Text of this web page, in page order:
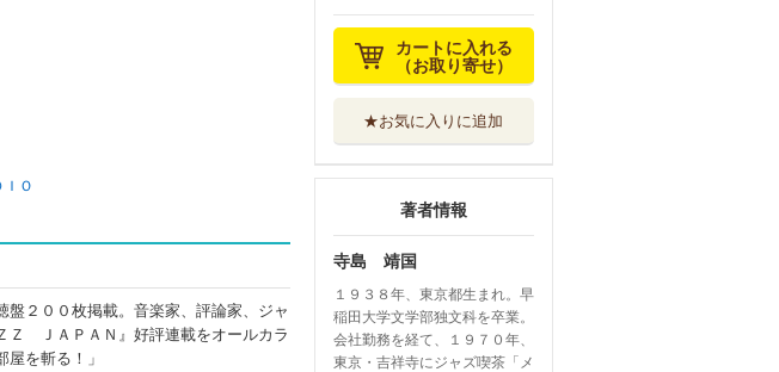
Ｏ
盤２００枚掲載。音楽家、評論家、ジャ
Ｚ ＪＡＰＡＮ』好評連載をオールカラ
を斬る！」
カートに入れる
（お取り寄せ）
★お気に入りに追加
著者情報
寺島 靖国
１９３８年、東京都生まれ。早
稲田大学文学部独文科を卒業。
会社勤務を経て、１９７０年、
東京・吉祥寺にジャズ喫茶「メ